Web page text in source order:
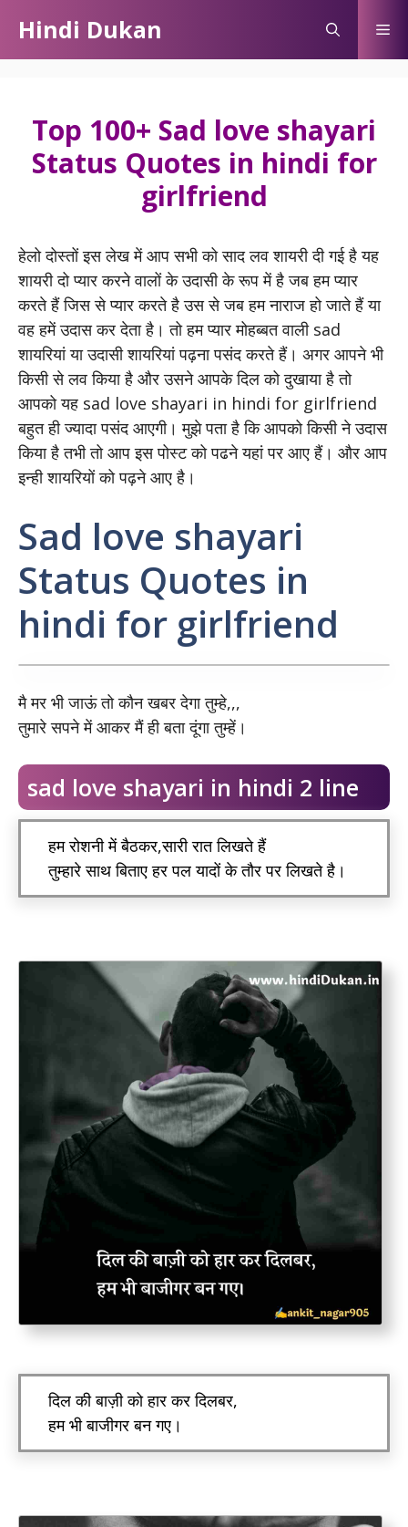
content
Hindi Dukan
Top 100+ Sad love shayari
Status Quotes in hindi for
girlfriend
हेलो दोस्तों इस लेख में आप सभी को साद लव शायरी दी गई है यह
शायरी दो प्यार करने वालों के उदासी के रूप में है जब हम प्यार
करते हैं जिस से प्यार करते है उस से जब हम नाराज हो जाते हैं या
वह हमें उदास कर देता है। तो हम प्यार मोहब्बत वाली sad
शायरियां या उदासी शायरियां पढ़ना पसंद करते हैं। अगर आपने भी
किसी से लव किया है और उसने आपके दिल को दुखाया है तो
आपको यह sad love shayari in hindi for girlfriend
बहुत ही ज्यादा पसंद आएगी। मुझे पता है कि आपको किसी ने उदास
किया है तभी तो आप इस पोस्ट को पढने यहां पर आए हैं। और आप
इन्ही शायरियों को पढ़ने आए है।
Sad love shayari
Status Quotes in
hindi for girlfriend
मै मर भी जाऊं तो कौन खबर देगा तुम्हे,,,
तुमारे सपने में आकर मैं ही बता दूंगा तुम्हें।
sad love shayari in hindi 2 line
हम रोशनी में बैठकर,सारी रात लिखते हैं
तुम्हारे साथ बिताए हर पल यादों के तौर पर लिखते है।
दिल की बाज़ी को हार कर दिलबर,
हम भी बाजीगर बन गए।